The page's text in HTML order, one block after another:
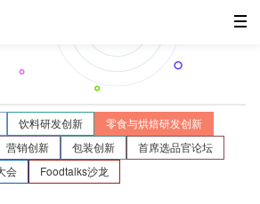
饮料研发创新
零食与烘焙研发创新
营销创新 包装创新
首席选品官论坛
会 Foodtalks沙龙